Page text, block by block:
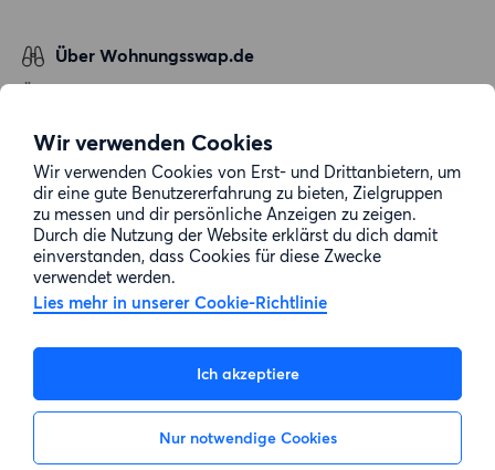
Wir verwenden Cookies
Wir verwenden Cookies von Erst- und Drittanbietern, um
dir eine gute Benutzererfahrung zu bieten, Zielgruppen
zu messen und dir persönliche Anzeigen zu zeigen.
Durch die Nutzung der Website erklärst du dich damit
einverstanden, dass Cookies für diese Zwecke
verwendet werden.
Lies mehr in unserer Cookie-Richtlinie
Ich akzeptiere
Nur notwendige Cookies
Über Wohnungsswap.de
Über uns
Datenschutz
Cookie-Richtlinie
Sitemap
E-Mail-Adresse: